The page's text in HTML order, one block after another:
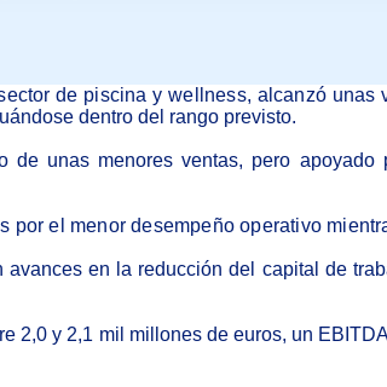
de piscina y wellness, alcanzó unas
dentro del rango previsto.
unas menores ventas, pero
el menor desempeño operativo
en la reducción del capital de
2,0 y 2,1 mil millones de euros, un